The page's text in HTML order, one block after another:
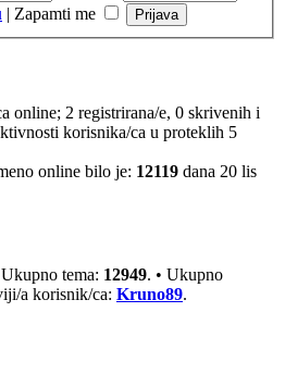
| Zapamti me
online; 2 registrirana/e, 0 skrivenih i
korisnika/ca u proteklih 5
online bilo je: 12119 dana 20 lis
Ukupno tema: 12949. • Ukupno
a korisnik/ca: Kruno89.